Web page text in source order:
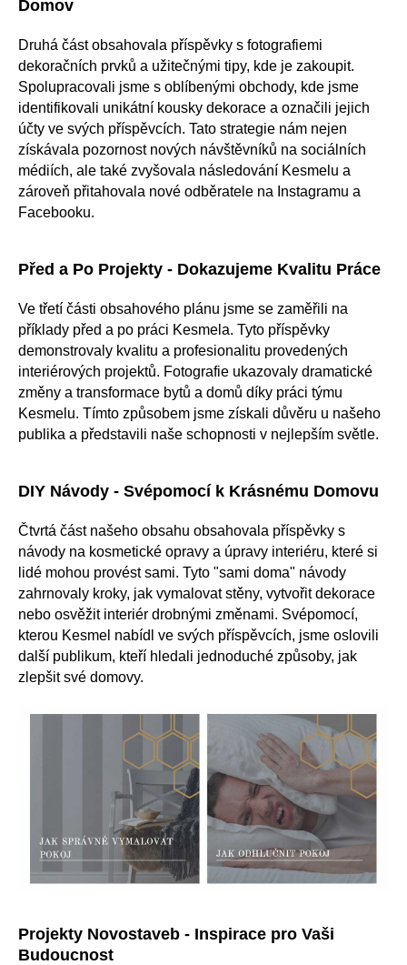
Domov
Druhá část obsahovala příspěvky s fotografiemi
dekoračních prvků a užitečnými tipy, kde je zakoupit.
Spolupracovali jsme s oblíbenými obchody, kde jsme
identifikovali unikátní kousky dekorace a označili jejich
účty ve svých příspěvcích. Tato strategie nám nejen
získávala pozornost nových návštěvníků na sociálních
médiích, ale také zvyšovala následování Kesmelu a
zároveň přitahovala nové odběratele na Instagramu a
Facebooku.
Před a Po Projekty - Dokazujeme Kvalitu Práce
Ve třetí části obsahového plánu jsme se zaměřili na
příklady před a po práci Kesmela. Tyto příspěvky
demonstrovaly kvalitu a profesionalitu provedených
interiérových projektů. Fotografie ukazovaly dramatické
změny a transformace bytů a domů díky práci týmu
Kesmelu. Tímto způsobem jsme získali důvěru u našeho
publika a představili naše schopnosti v nejlepším světle.
DIY Návody - Svépomocí k Krásnému Domovu
Čtvrtá část našeho obsahu obsahovala příspěvky s
návody na kosmetické opravy a úpravy interiéru, které si
lidé mohou provést sami. Tyto "sami doma" návody
zahrnovaly kroky, jak vymalovat stěny, vytvořit dekorace
nebo osvěžit interiér drobnými změnami. Svépomocí,
kterou Kesmel nabídl ve svých příspěvcích, jsme oslovili
další publikum, kteří hledali jednoduché způsoby, jak
zlepšit své domovy.
Projekty Novostaveb - Inspirace pro Vaši
Budoucnost